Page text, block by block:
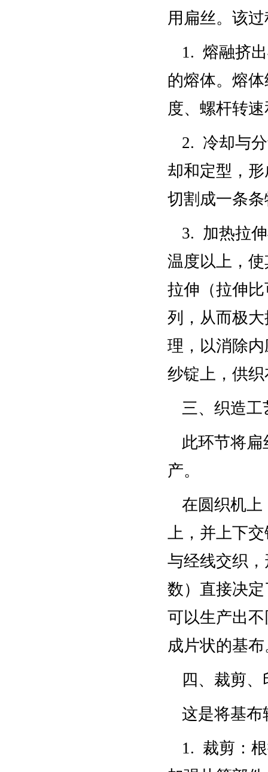
用扁丝。该
1. 熔融挤
的熔体。熔
度、螺杆转
2. 冷却与
却和定型，
切割成一条
3. 加热拉
温度以上，
拉伸（拉伸
列，从而极
理，以消除
纱锭上，供
三、织造工
此环节将
产。
在圆织机上
上，并上下
与经线交织
数）直接决
可以生产出
成片状的基布
四、裁剪
这是将基布
1. 裁剪：